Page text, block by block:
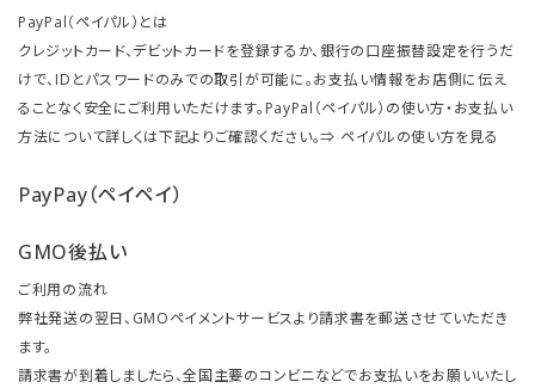
PayPal（ペイパル）とは
クレジットカード、デビットカードを登録するか、銀行の口座振替設定を行うだ
けで、IDとパスワードのみでの取引が可能に。お支払い情報をお店側に伝え
ることなく安全にご利用いただけます。PayPal（ペイパル）の使い方・お支払い
方法について詳しくは下記よりご確認ください。⇒ ペイパルの使い方を見る
PayPay（ペイペイ）
GMO後払い
ご利用の流れ
弊社発送の翌日、GMOペイメントサービスより請求書を郵送させていただき
ます。
請求書が到着しましたら、全国主要のコンビニなどでお支払いをお願いいたし